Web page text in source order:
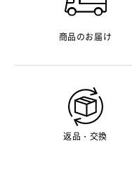
商品のお届け
返品・交換